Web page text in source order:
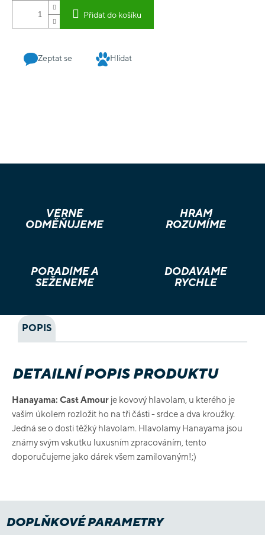
Přidat do košíku
Zeptat se Hlídat
VĚRNÉ
ODMĚŇUJEME
HRÁM
ROZUMÍME
PORADÍME A
SEŽENEME
DODÁVÁME
RYCHLE
POPIS
DETAILNÍ POPIS PRODUKTU
Hanayama: Cast Amour je kovový hlavolam, u kterého je
vaším úkolem rozložit ho na tři části - srdce a dva kroužky.
Jedná se o dosti těžký hlavolam. Hlavolamy Hanayama jsou
známy svým vskutku luxusním zpracováním, tento
doporučujeme jako dárek všem zamilovaným!;)
DOPLŇKOVÉ PARAMETRY